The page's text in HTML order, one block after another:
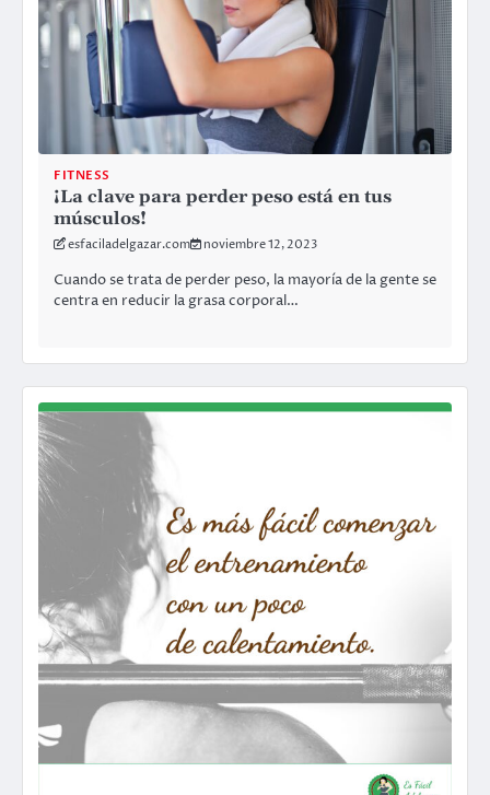
FITNESS
¡La clave para perder peso está en tus
músculos!
esfaciladelgazar.com noviembre 12, 2023
Cuando se trata de perder peso, la mayoría de la gente se
centra en reducir la grasa corporal…